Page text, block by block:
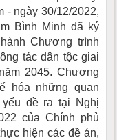
- ngày 30/12/2022,
Bình Minh đã ký
Chương trình
tác dân tộc giai
2045. Chương
hóa những quan
đề ra tại Nghị
của Chính phủ
hiện các đề án,